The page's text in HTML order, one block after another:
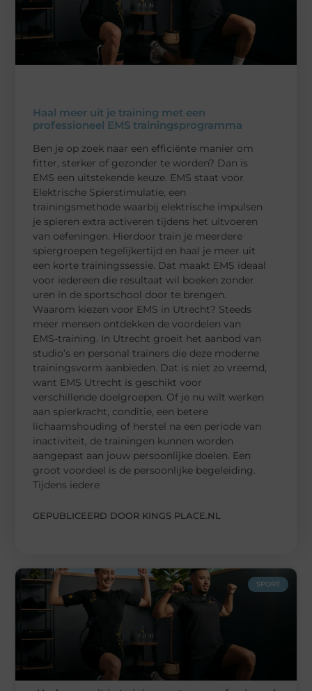
Haal meer uit je training met een
professioneel EMS trainingsprogramma
Ben je op zoek naar een efficiënte manier om
fitter, sterker of gezonder te worden? Dan is
EMS een uitstekende keuze. EMS staat voor
Elektrische Spierstimulatie, een
trainingsmethode waarbij elektrische impulsen
je spieren extra activeren tijdens het uitvoeren
van oefeningen. Hierdoor train je meerdere
spiergroepen tegelijkertijd en haal je meer uit
een korte trainingssessie. Dat maakt EMS ideaal
voor iedereen die resultaat wil boeken zonder
uren in de sportschool door te brengen.
Waarom kiezen voor EMS in Utrecht? Steeds
meer mensen ontdekken de voordelen van
EMS-training. In Utrecht groeit het aanbod van
studio’s en personal trainers die deze moderne
trainingsvorm aanbieden. Dat is niet zo vreemd,
want EMS Utrecht is geschikt voor
verschillende doelgroepen. Of je nu wilt werken
aan spierkracht, conditie, een betere
lichaamshouding of herstel na een periode van
inactiviteit, de trainingen kunnen worden
aangepast aan jouw persoonlijke doelen. Een
groot voordeel is de persoonlijke begeleiding.
Tijdens iedere
GEPUBLICEERD DOOR KINGS PLACE.NL
SPORT